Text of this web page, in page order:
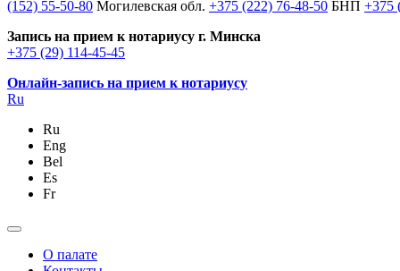
(152) 55-50-80 Могилевская обл. +375 (222) 76-48-50 БНП +375
Запись на прием к нотариусу г. Минска
+375 (29) 114-45-45
Онлайн-запись на прием к нотариусу
Ru
Ru
Eng
Bel
Es
Fr
О палате